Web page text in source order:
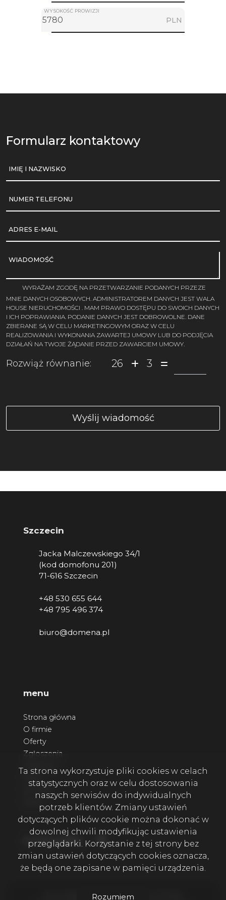
WYSOKOŚĆ PROWIZJI
PLN
Formularz kontaktowy
IMIĘ I NAZWISKO
NUMER TELEFONU
ADRES E-MAIL
WIADOMOŚĆ
WYRAŻAM ZGODĘ NA PRZETWARZANIE PODANYCH PRZEZE
MNIE DANYCH OSOBOWYCH. ADMINISTRATOREM DANYCH JEST WALA
HOUSE NIERUCHOMOŚCI . MAM PRAWO DOSTĘPU DO SWOICH DANYCH
I ICH POPRAWIANIA. PODANIE DANYCH JEST DOBROWOLNE. DANE
ZBIERANE SĄ W CELU MARKETINGOWYM ORAZ W CELU
REALIZOWANIA I WYKONANIA ZAWARTEJ UMOWY LUB DO PODJĘCIA
DZIAŁAŃ NA TWOJE ŻĄDANIE PRZED ZAWARCIEM UMOWY.
Rozwiąż równanie: 26 3
Szczecin
Jacka Malczewskiego 34/1
(kod domofonu 201)
71-616 Szczecin
+48 530 655 644
+48 795 496 374
biuro@domena.pl
menu
Strona główna
O firmie
Oferty
Zgłoszenia
Kontakt
social media Facebook
Firma Wala House Nieruchomości © 2026
Ta strona wykorzystuje pliki cookies w celach
statystycznych oraz w celu dostosowania
naszych serwisów do indywidualnych
potrzeb klientów. Zmiany ustawień
dotyczących plików cookie można dokonać w
dowolnej chwili modyfikując ustawienia
przeglądarki. Korzystanie z tej strony bez
zmian ustawień dotyczących cookies oznacza,
że będą one zapisane w pamięci urządzenia.
Rozumiem